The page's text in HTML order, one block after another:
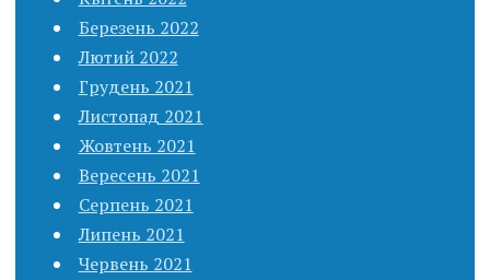
Березень 2022
Лютий 2022
Грудень 2021
Листопад 2021
Жовтень 2021
Вересень 2021
Серпень 2021
Липень 2021
Червень 2021